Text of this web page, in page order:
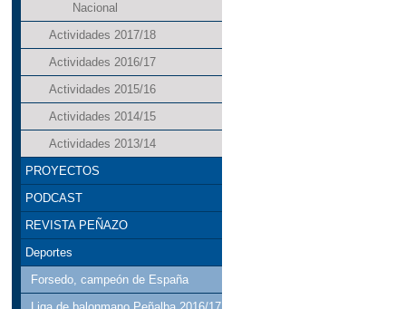
Nacional
Actividades 2017/18
Actividades 2016/17
Actividades 2015/16
Actividades 2014/15
Actividades 2013/14
PROYECTOS
PODCAST
REVISTA PEÑAZO
Deportes
Forsedo, campeón de España